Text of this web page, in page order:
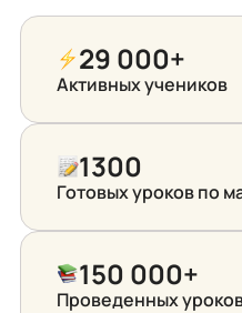
29 000+
Активных учеников
1300
Готовых уроковпо
150 000+
Проведенных